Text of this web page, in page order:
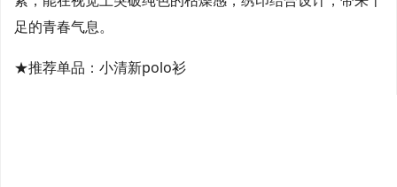
足的青春气息。
★推荐单品：小清新polo衫